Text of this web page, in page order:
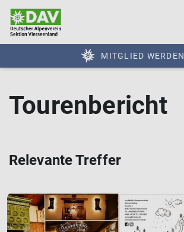
MITGLIED WERDEN
Tourenbericht
Relevante Treffer